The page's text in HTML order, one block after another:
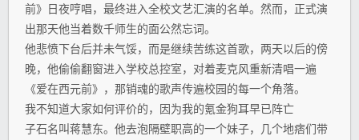
前》日夜哼唱，最终进入全校文艺汇演的名单。然而，正式演
出那天他当着数千师生的面公然忘词。
他悲愤下台后并未气馁，而是继续苦练这首歌，两天以后的傍
晚，他偷偷翻窗进入学校总控室，对着麦克风重新清唱一遍
《爱在西元前》，那销魂的歌声传遍校园的每一个角落。
我不知道大家如何评价的，因为我的氪金狗耳早已阵亡
子石名叫蒋慧东。他去泡隔壁职高的一个妹子，几个地痞们带